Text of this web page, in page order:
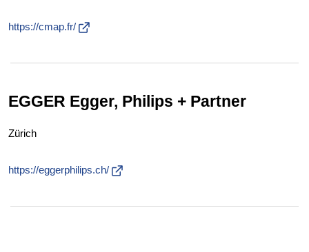
https://cmap.fr/
EGGER Egger, Philips + Partner
Zürich
https://eggerphilips.ch/